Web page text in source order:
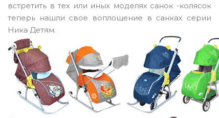
встретить в тех или иных моделях санок -колясок
теперь нашли свое воплощение в санках серии
Ника Детям.